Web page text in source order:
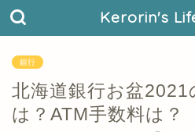
Kerorin's
銀行
北海道銀行お盆2021
は？ATM手数料は？